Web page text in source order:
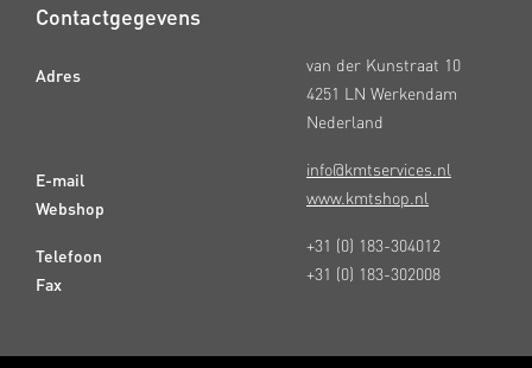
Contactgegevens
Adres
E-mail
Webshop
Telefoon
Fax
van der Kunstraat 10
4251 LN Werkendam
Nederland
info@kmtservices.nl
www.kmtshop.nl
+31 (0) 183-304012
+31 (0) 183-302008